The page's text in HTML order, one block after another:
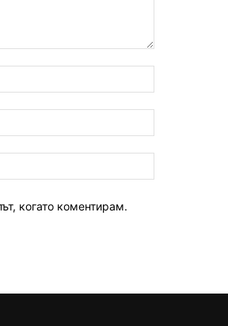
когато коментирам.